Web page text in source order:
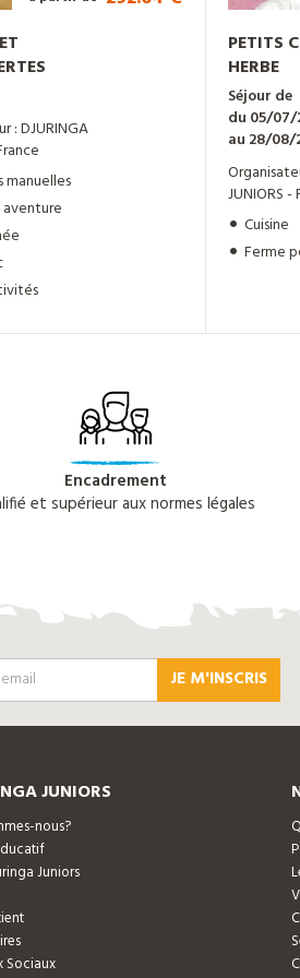
: DJURINGA
aventure
PETITS
HERBE
Séjour de
du 05/07/
au 28/08/
JUNIORS -
Cuisine
Ferme
Encadrement
et supérieur aux normes légales
JE M'INSCRIS
JUNIORS
nous?
Juniors
Sociaux